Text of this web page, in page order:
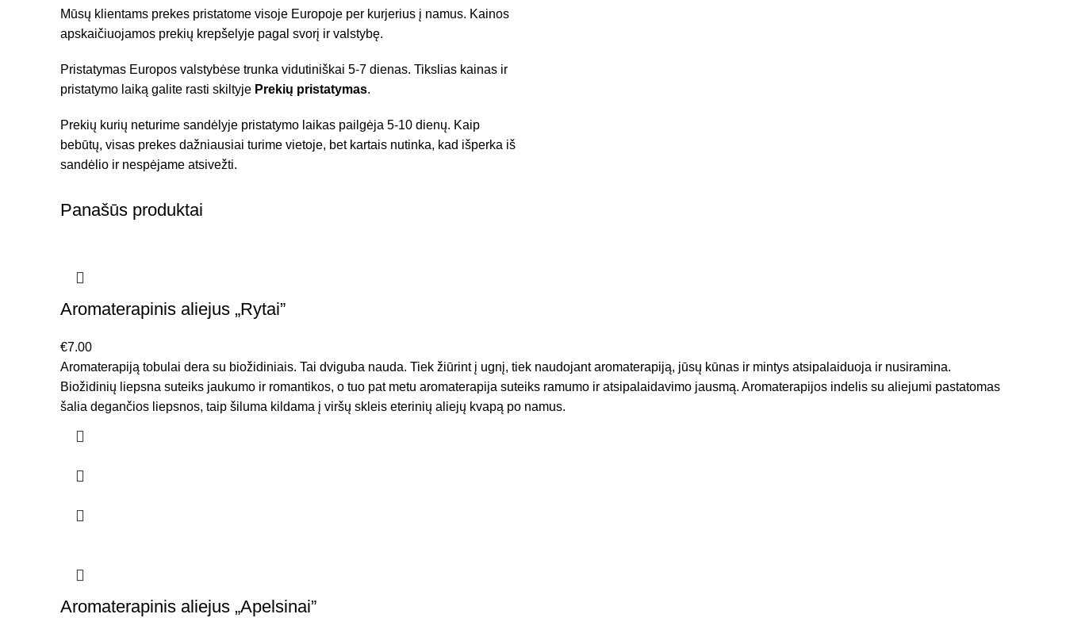
Mūsų klientams prekes pristatome visoje Europoje per kurjerius į namus. Kainos
apskaičiuojamos prekių krepšelyje pagal svorį ir valstybę.
Pristatymas Europos valstybėse trunka vidutiniškai 5-7 dienas. Tikslias kainas ir
pristatymo laiką galite rasti skiltyje Prekių pristatymas.
Prekių kurių neturime sandėlyje pristatymo laikas pailgėja 5-10 dienų. Kaip
bebūtų, visas prekes dažniausiai turime vietoje, bet kartais nutinka, kad išperka iš
sandėlio ir nespėjame atsivežti.
Panašūs produktai
Aromaterapinis aliejus „Rytai”
€7.00
Aromaterapiją tobulai dera su biožidiniais. Tai dviguba nauda. Tiek žiūrint į ugnį, tiek naudojant aromaterapiją, jūsų kūnas ir mintys atsipalaiduoja ir nusiramina.
Biožidinių liepsna suteiks jaukumo ir romantikos, o tuo pat metu aromaterapija suteiks ramumo ir atsipalaidavimo jausmą. Aromaterapijos indelis su aliejumi pastatomas
šalia degančios liepsnos, taip šiluma kildama į viršų skleis eterinių aliejų kvapą po namus.
Aromaterapinis aliejus „Apelsinai”